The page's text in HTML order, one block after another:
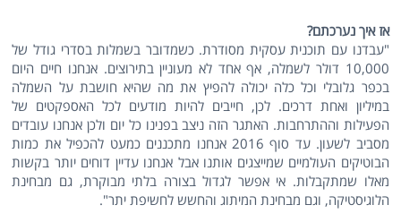
אז איך נערכתם?
"עבדנו עם תוכנית עסקית מסודרת. כשמדובר בשמלות בסדרי גודל של
10,000 דולר לשמלה, אף אחד לא מעוניין בתירוצים. אנחנו חיים היום
בכפר גלובלי וכל כלה יכולה להפיץ את מה שהיא חושבת על השמלה
במיליון ואחת דרכים. לכן, חייבים להיות מודעים לכל האספקטים של
הפעילות וההתרחבות. האתגר הזה ניצב בפנינו כל יום ולכן אנחנו עובדים
מסביב לשעון. עד סוף 2016 אנחנו מתכננים כמעט להכפיל את כמות
הבוטיקים העולמיים שמייצגים אותנו אבל אנחנו עדיין דוחים יותר בקשות
מאלו שמתקבלות. אי אפשר לגדול בצורה בלתי מבוקרת, גם מבחינת
הלוגיסטיקה, וגם מבחינת המיתוג והחשש לחשיפת יתר".